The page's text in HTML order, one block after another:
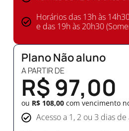
Horários das 13h às
e das 19h às 20h30
Plano Não aluno
A PARTIR DE
R$ 97,00
ou R$ 108,00com vencimento
Acesso a 1, 2 ou 3 dias de